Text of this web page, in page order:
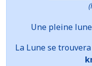
Une pleine
La Lune se